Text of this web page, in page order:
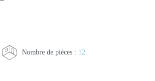
Nombre de pièces : 12